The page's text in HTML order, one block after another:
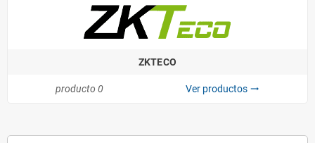
ZKTECO
producto 0 Ver productos trending_flat